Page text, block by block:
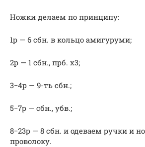
Ножки делаем по принципу:
1р — 6 сбн. в кольцо амигуруми;
2р — 1 сбн., прб. х3;
3−4р — 9-ть сбн.;
5−7р — сбн., убв.;
8−23р — 8 сбн. и одеваем ручки и
проволоку.